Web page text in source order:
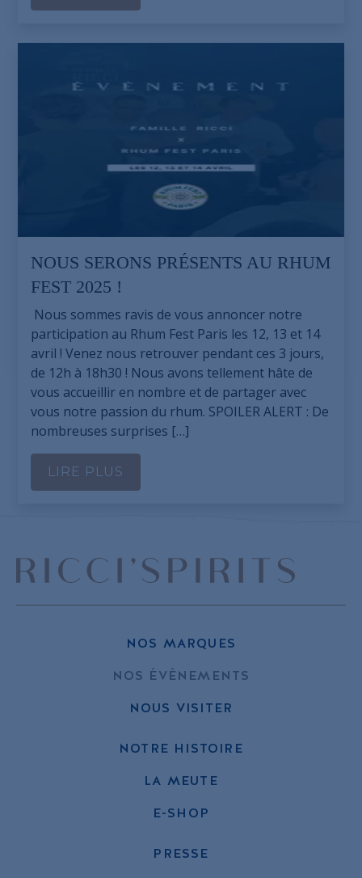
NOUS SERONS PRÉSENTS AU RHUM
FEST 2025 !
Nous sommes ravis de vous annoncer notre
participation au Rhum Fest Paris les 12, 13 et 14
avril ! Venez nous retrouver pendant ces 3 jours,
de 12h à 18h30 ! Nous avons tellement hâte de
vous accueillir en nombre et de partager avec
vous notre passion du rhum. SPOILER ALERT : De
nombreuses surprises […]
LIRE PLUS
NOS MARQUES
NOS ÉVÈNEMENTS
NOUS VISITER
NOTRE HISTOIRE
LA MEUTE
E-SHOP
PRESSE